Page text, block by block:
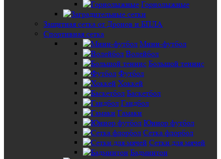
Горнолыжные
Защитная сетка от Дронов и БПЛА
Спортивная сетка
Мини-футбол
Волейбол
Большой теннис
Футбол
Хоккей
Баскетбол
Гандбол
Гамаки
Юниор футбол
Сетка флорбол
Сетки для мячей
Бадминтон